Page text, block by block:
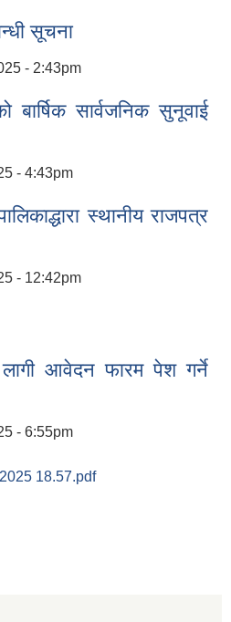
सूचना
सूचना
- 2:43pm
सार्वजनिक सुनूवाई
- 4:43pm
स्थानीय राजपत्र
- 12:42pm
!
लागी आवेदन फारम पेश गर्ने
- 6:55pm
18.57.pdf